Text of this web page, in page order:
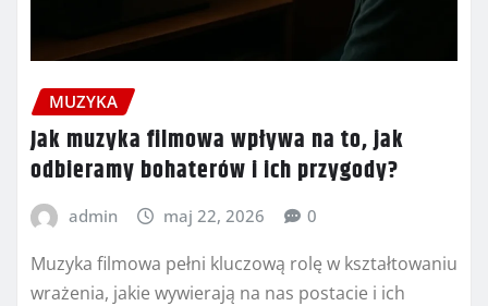
MUZYKA
Jak muzyka filmowa wpływa na to, jak
odbieramy bohaterów i ich przygody?
admin maj 22, 2026 0
Muzyka filmowa pełni kluczową rolę w kształtowaniu
wrażenia, jakie wywierają na nas postacie i ich